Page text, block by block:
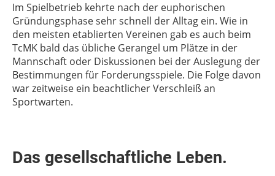
Im Spielbetrieb kehrte nach der euphorischen
Gründungsphase sehr schnell der Alltag ein. Wie in
den meisten etablierten Vereinen gab es auch beim
TcMK bald das übliche Gerangel um Plätze in der
Mannschaft oder Diskussionen bei der Auslegung der
Bestimmungen für Forderungsspiele. Die Folge davon
war zeitweise ein beachtlicher Verschleiß an
Sportwarten.
Das gesellschaftliche Leben.